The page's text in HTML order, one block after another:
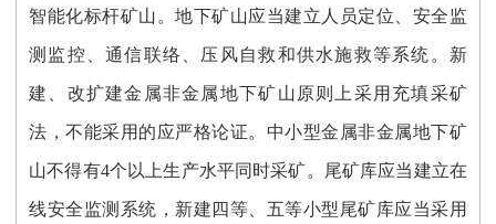
智能化标杆矿山。地下矿山应当建立人员定位、安全监
测监控、通信联络、压风自救和供水施救等系统。新
建、改扩建金属非金属地下矿山原则上采用充填采矿
法，不能采用的应严格论证。中小型金属非金属地下矿
山不得有4个以上生产水平同时采矿。尾矿库应当建立在
线安全监测系统，新建四等、五等小型尾矿库应当采用